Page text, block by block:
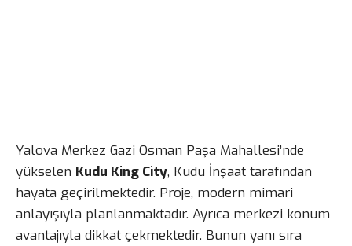
Yalova Merkez Gazi Osman Paşa Mahallesi’nde
yükselen Kudu King City, Kudu İnşaat tarafından
hayata geçirilmektedir. Proje, modern mimari
anlayışıyla planlanmaktadır. Ayrıca merkezi konum
avantajıyla dikkat çekmektedir. Bunun yanı sıra